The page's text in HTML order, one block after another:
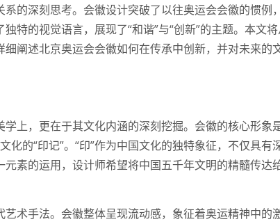
的深刻思考。会徽设计突破了以往奥运会会徽的惯例
特的视觉语言，展现了“和谐”与“创新”的主题。本文
阐述北京奥运会会徽如何在传承中创新，并对未来的
上，更在于其文化内涵的深刻挖掘。会徽的核心形象
化的“印记”。“印”作为中国文化的独特象征，不仅具有
素的运用，设计师希望将中国五千年文明的精髓传达
术手法。会徽整体呈现流动感，象征着奥运精神中的